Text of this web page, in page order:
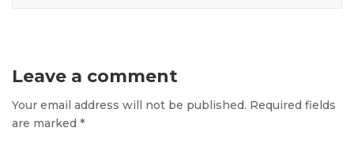
Leave a comment
Your email address will not be published. Required fields
are marked *